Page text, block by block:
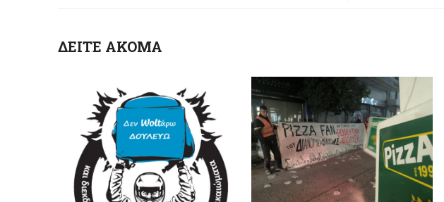
και προσέφυγαν δικαστικά για
δεδουλευμένα
ΔΕΙΤΕ ΑΚΟΜΑ